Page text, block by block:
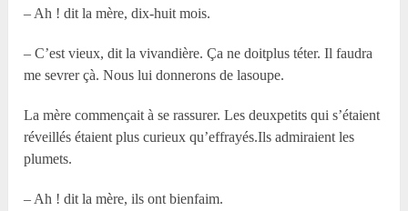
– Ah ! dit la mère, dix-huit mois.
– C’est vieux, dit la vivandière. Ça ne doitplus téter. Il faudra
me sevrer çà. Nous lui donnerons de lasoupe.
La mère commençait à se rassurer. Les deuxpetits qui s’étaient
réveillés étaient plus curieux qu’effrayés.Ils admiraient les
plumets.
– Ah ! dit la mère, ils ont bienfaim.